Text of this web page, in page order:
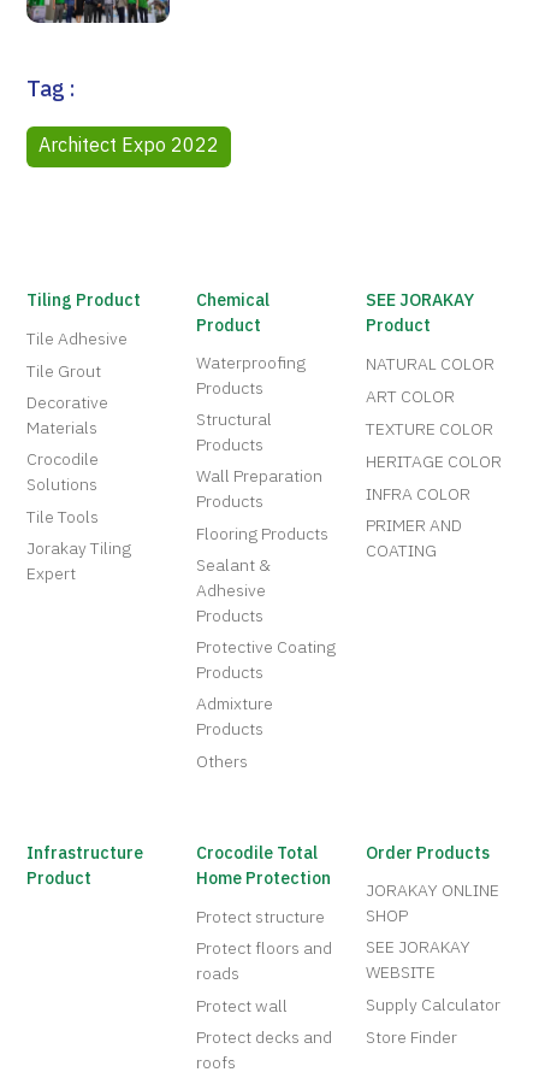
Tag :
Architect Expo 2022
Tiling Product
Tile Adhesive
Tile Grout
Decorative
Materials
Crocodile
Solutions
Tile Tools
Jorakay Tiling
Expert
Chemical
Product
Waterproofing
Products
Structural
Products
Wall Preparation
Products
Flooring Products
Sealant &
Adhesive
Products
Protective Coating
Products
Admixture
Products
Others
SEE JORAKAY
Product
NATURAL COLOR
ART COLOR
TEXTURE COLOR
HERITAGE COLOR
INFRA COLOR
PRIMER AND
COATING
Infrastructure
Product
Crocodile Total
Home Protection
Protect structure
Protect floors and
roads
Protect wall
Protect decks and
roofs
Order Products
JORAKAY ONLINE
SHOP
SEE JORAKAY
WEBSITE
Supply Calculator
Store Finder